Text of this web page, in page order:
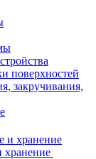
поверхностей
закручивания,
хранение